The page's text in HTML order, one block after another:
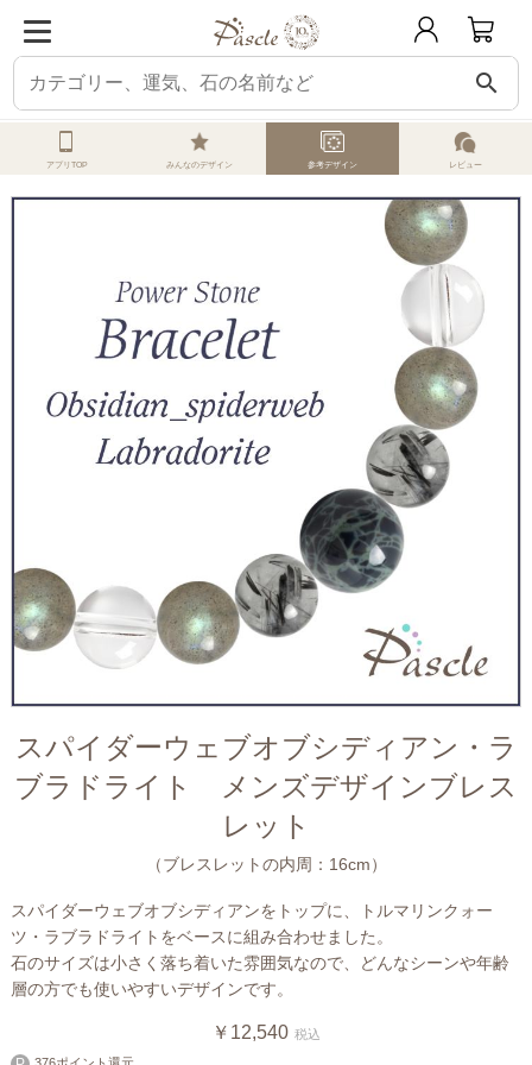
search
ホーム オーダーメイド 参考デザイン スパイダーウェブオブシディアン
アプリTOP みんなのデザイン 参考デザイン レビュー
スパイダーウェブオブシディアン・ラ
ブラドライト メンズデザインブレス
レット
（ブレスレットの内周：16cm）
スパイダーウェブオブシディアンをトップに、トルマリンクォー
ツ・ラブラドライトをベースに組み合わせました。
石のサイズは小さく落ち着いた雰囲気なので、どんなシーンや年齢
層の方でも使いやすいデザインです。
￥12,540 税込